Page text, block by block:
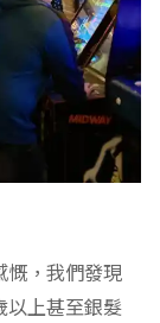
慨，我們發現
以上甚至銀髮